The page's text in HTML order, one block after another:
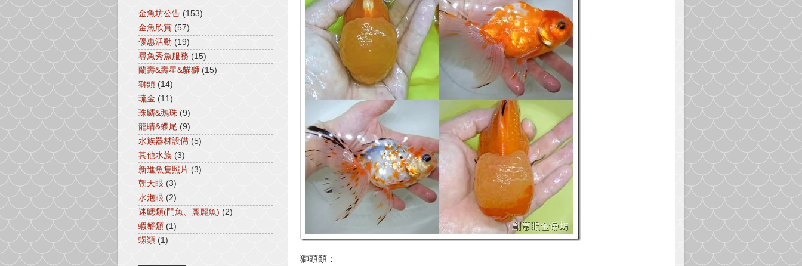
獅頭類：
金魚坊公告 (153)
金魚欣賞 (57)
優惠活動 (19)
尋魚秀魚服務 (15)
蘭壽&壽星&貓獅 (15)
獅頭 (14)
琉金 (11)
珠鱗&鵝珠 (9)
龍睛&蝶尾 (9)
水族器材設備 (5)
其他水族 (3)
新進魚隻照片 (3)
朝天眼 (3)
水泡眼 (2)
迷鰓類(鬥魚、麗麗魚) (2)
蝦蟹類 (1)
螺類 (1)